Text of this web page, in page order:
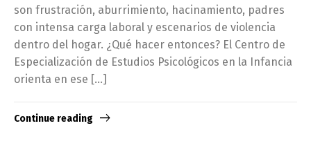
son frustración, aburrimiento, hacinamiento, padres
con intensa carga laboral y escenarios de violencia
dentro del hogar. ¿Qué hacer entonces? El Centro de
Especialización de Estudios Psicológicos en la Infancia
orienta en ese […]
Continue reading